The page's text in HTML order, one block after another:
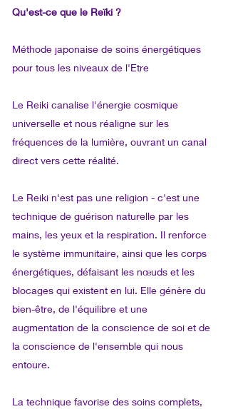
Qu'est-ce que le Reïki ?
Méthode japonaise de soins énergétiques
pour tous les niveaux de l'Etre
Le Reiki canalise l'énergie cosmique
universelle et nous réaligne sur les
fréquences de la lumière, ouvrant un canal
direct vers cette réalité.
Le Reiki n'est pas une religion - c'est une
technique de guérison naturelle par les
mains, les yeux et la respiration. Il renforce
le système immunitaire, ainsi que les corps
énergétiques, défaisant les nœuds et les
blocages qui existent en lui. Elle génère du
bien-être, de l'équilibre et une
augmentation de la conscience de soi et de
la conscience de l'ensemble qui nous
entoure.
La technique favorise des soins complets,